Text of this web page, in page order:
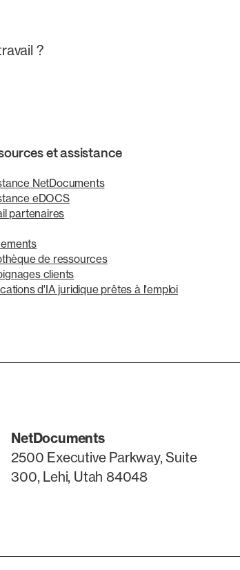
?
et assistance
NetDocuments
eDOCS
partenaires
de ressources
clients
d'IA juridique prêtes à l'emploi
NetDocuments
2500 Executive Parkway, Suite
300, Lehi, Utah 84048